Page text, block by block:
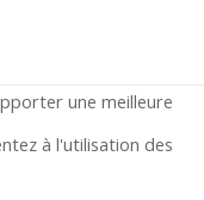
une meilleure
à l'utilisation des